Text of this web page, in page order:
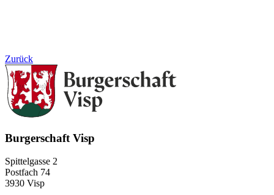
Zurück
Burgerschaft Visp
Spittelgasse 2
Postfach 74
3930 Visp